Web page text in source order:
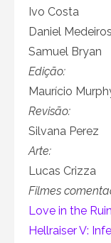
Ivo Costa
Daniel Medeiros
Samuel Bryan
Edição:
Maurício
Revisão:
Silvana Perez
Arte:
Lucas Crizza
Filmes
Love in the
Hellraiser V: